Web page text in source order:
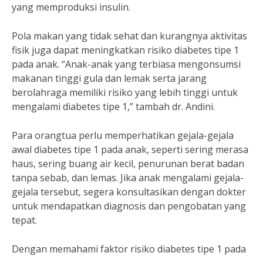
yang memproduksi insulin.
Pola makan yang tidak sehat dan kurangnya aktivitas
fisik juga dapat meningkatkan risiko diabetes tipe 1
pada anak. “Anak-anak yang terbiasa mengonsumsi
makanan tinggi gula dan lemak serta jarang
berolahraga memiliki risiko yang lebih tinggi untuk
mengalami diabetes tipe 1,” tambah dr. Andini.
Para orangtua perlu memperhatikan gejala-gejala
awal diabetes tipe 1 pada anak, seperti sering merasa
haus, sering buang air kecil, penurunan berat badan
tanpa sebab, dan lemas. Jika anak mengalami gejala-
gejala tersebut, segera konsultasikan dengan dokter
untuk mendapatkan diagnosis dan pengobatan yang
tepat.
Dengan memahami faktor risiko diabetes tipe 1 pada